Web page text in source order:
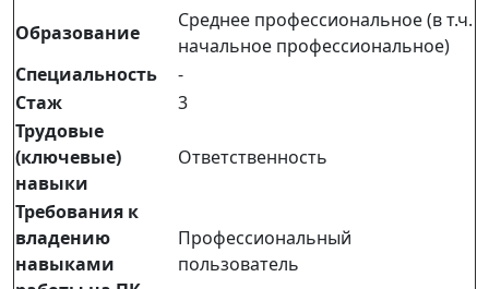
Образование
Среднее профессиональное (в т.ч.
начальное профессиональное)
Специальность
-
Стаж
3
Трудовые
(ключевые)
навыки
Ответственность
Требования к
владению
навыками
Профессиональный
пользователь